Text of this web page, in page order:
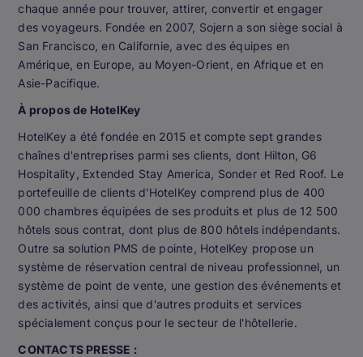
chaque année pour trouver, attirer, convertir et engager
des voyageurs. Fondée en 2007, Sojern a son siège social à
San Francisco, en Californie, avec des équipes en
Amérique, en Europe, au Moyen-Orient, en Afrique et en
Asie-Pacifique.
À propos de HotelKey
HotelKey a été fondée en 2015 et compte sept grandes
chaînes d'entreprises parmi ses clients, dont Hilton, G6
Hospitality, Extended Stay America, Sonder et Red Roof. Le
portefeuille de clients d'HotelKey comprend plus de 400
000 chambres équipées de ses produits et plus de 12 500
hôtels sous contrat, dont plus de 800 hôtels indépendants.
Outre sa solution PMS de pointe, HotelKey propose un
système de réservation central de niveau professionnel, un
système de point de vente, une gestion des événements et
des activités, ainsi que d'autres produits et services
spécialement conçus pour le secteur de l'hôtellerie.
CONTACTS PRESSE :